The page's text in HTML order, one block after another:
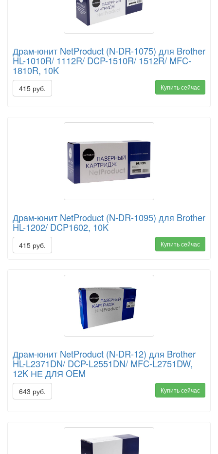
Драм-юнит NetProduct (N-DR-1075) для Brother
HL-1010R/ 1112R/ DCP-1510R/ 1512R/ MFC-
1810R, 10K
415 руб. Купить сейчас
Драм-юнит NetProduct (N-DR-1095) для Brother
HL-1202/ DCP1602, 10K
415 руб. Купить сейчас
Драм-юнит NetProduct (N-DR-12) для Brother
HL-L2371DN/ DCP-L2551DN/ MFC-L2751DW,
12K НЕ ДЛЯ OEM
643 руб. Купить сейчас